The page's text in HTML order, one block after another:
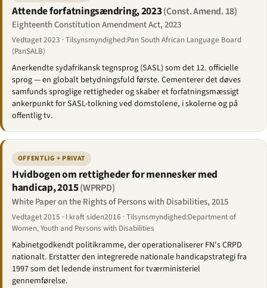
Attende forfatningsændring, 2023(Const. Amend. 18)
Eighteenth Constitution Amendment Act, 2023
Vedtaget 2023 · Tilsynsmyndighed:Pan South African Language Board
(PanSALB)
Anerkendte sydafrikansk tegnsprog (SASL) som det 12. officielle
sprog — en globalt betydningsfuld første. Cementerer det døves
samfunds sproglige rettigheder og skaber et forfatningsmæssigt
ankerpunkt for SASL-tolkning ved domstolene, i skolerne og på
offentlig tv.
OFFENTLIG + PRIVAT
Hvidbogen om rettigheder for mennesker med
handicap, 2015(WPRPD)
White Paper on the Rights of Persons with Disabilities, 2015
Vedtaget 2015 · I kraft siden2016 · Tilsynsmyndighed:Department of
Women, Youth and Persons with Disabilities
Kabinetgodkendt politikramme, der operationaliserer FN's CRPD
nationalt. Erstatter den integrerede nationale handicapstrategi fra
1997 som det ledende instrument for tværministeriel
gennemførelse.